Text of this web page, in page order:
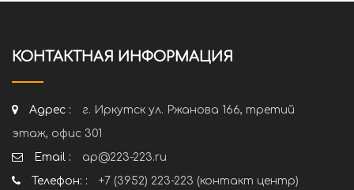
КОНТАКТНАЯ ИНФОРМАЦИЯ
Адрес :
г. Иркутск ул. Ржанова 166, третий
этаж, офис 301
Email :
ap@223-223.ru
Телефон: :
+7 (3952) 223-223 (контакт центр)